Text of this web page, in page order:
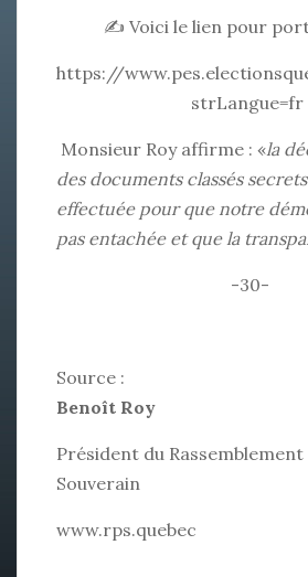
✍️ Voici le lien pour
https://
strLangue=fr
Monsieur Roy affirme : «la
des documents classés secrets
effectuée pour que notre
pas entachée et que la
-30-
Source :
Benoît Roy
Président du Rassemblement
Souverain
www.rps.quebec